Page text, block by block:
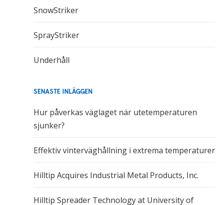
SnowStriker
SprayStriker
Underhåll
SENASTE INLÄGGEN
Hur påverkas väglaget när utetemperaturen
sjunker?
Effektiv vinterväghållning i extrema temperaturer
Hilltip Acquires Industrial Metal Products, Inc.
Hilltip Spreader Technology at University of